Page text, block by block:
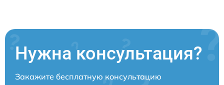
Нужна консультация?
Закажите бесплатную консультацию